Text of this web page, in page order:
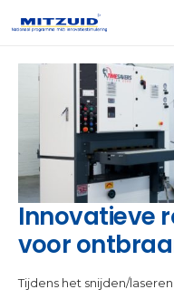
Innovatieve
voor
Tijdens het snijden/